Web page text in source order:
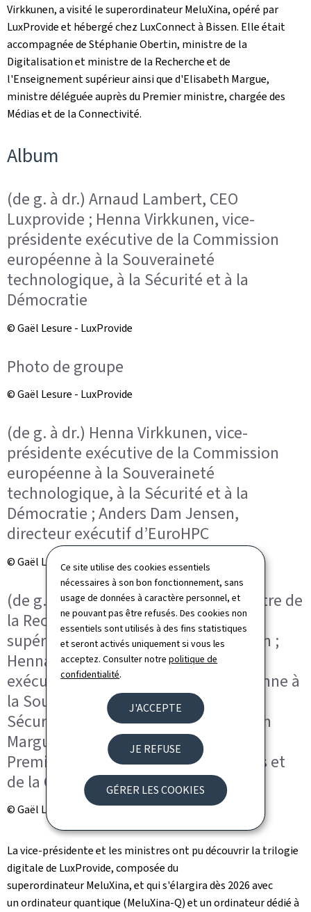
Ce site utilise des cookies essentiels
nécessaires à son bon fonctionnement, sans
usage de données à caractère personnel, et
ne pouvant pas être refusés. Des cookies non
essentiels sont utilisés à des fins statistiques
et seront activés uniquement si vous les
acceptez. Consulter notrepolitique de
confidentialité.
J'ACCEPTE
JE REFUSE
GÉRER LES COOKIES
Virkkunen, a visité le superordinateur MeluXina, opéré par
LuxProvide et hébergé chez LuxConnect à Bissen. Elle était
accompagnée de Stéphanie Obertin, ministre de la
Digitalisation et ministre de la Recherche et de
l'Enseignement supérieur ainsi que d'Elisabeth Margue,
ministre déléguée auprès du Premier ministre, chargée des
Médias et de la Connectivité.
Album
(de g. à dr.) Arnaud Lambert, CEO
Luxprovide ; Henna Virkkunen, vice-
présidente exécutive de la Commission
européenne à la Souveraineté
technologique, à la Sécurité et à la
Démocratie
© Gaël Lesure - LuxProvide
Photo de groupe
© Gaël Lesure - LuxProvide
(de g. à dr.) Henna Virkkunen, vice-
présidente exécutive de la Commission
européenne à la Souveraineté
technologique, à la Sécurité et à la
Démocratie ; Anders Dam Jensen,
directeur exécutif d’EuroHPC
© Gaël Lesure - LuxProvide
(de g. à dr.) Stéphanie Obertin, ministre de
la Recherche et de l’Enseignement
supérieur, ministre de la Digitalisation ;
Henna Virkkunen, vice-présidente
exécutive de la Commission européenne à
la Souveraineté technologique, à la
Sécurité et à la Démocratie ; Elisabeth
Margue, ministre déléguée auprès du
Premier ministre, chargée des Médias et
de la Connectivité
© Gaël Lesure - LuxProvide
La vice-présidente et les ministres ont pu découvrir la trilogie
digitale de LuxProvide, composée du
superordinateur MeluXina, et qui s'élargira dès 2026 avec
un ordinateur quantique (MeluXina-Q) et un ordinateur dédié à